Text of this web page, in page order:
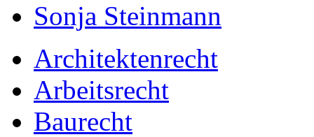
Sonja Steinmann
Architektenrecht
Arbeitsrecht
Baurecht